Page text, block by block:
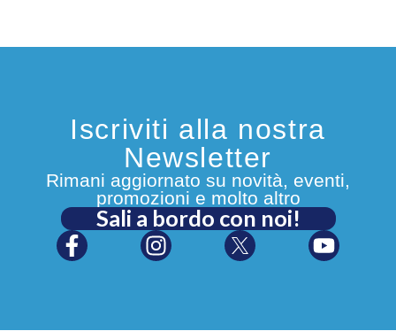
Iscriviti alla nostra
Newsletter
Rimani aggiornato su novità, eventi,
promozioni e molto altro
Sali a bordo con noi!